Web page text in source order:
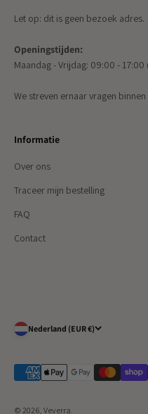
Let op: dit is geen bezoek adres.
Openingstijden:
Maandag - Vrijdag: 09:00 - 17:00
We streven ernaar vragen
Informatie
Over ons
Traceer mijn bestelling
FAQ
Contact
Nederland (EUR €)
© 2026, Veverra.